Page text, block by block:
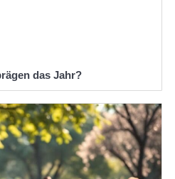
das Jahr?